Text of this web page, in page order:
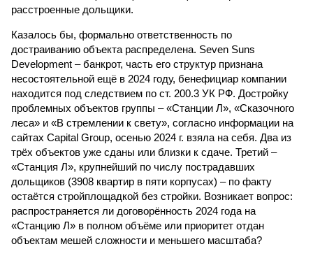
расстроенные дольщики.
Казалось бы, формально ответственность по
достраиванию объекта распределена. Seven Suns
Development – банкрот, часть его структур признана
несостоятельной ещё в 2024 году, бенефициар компании
находится под следствием по ст. 200.3 УК РФ. Достройку
проблемных объектов группы – «Станции Л», «Сказочного
леса» и «В стремлении к свету», согласно информации на
сайтах Capital Group, осенью 2024 г. взяла на себя. Два из
трёх объектов уже сданы или близки к сдаче. Третий –
«Станция Л», крупнейший по числу пострадавших
дольщиков (3908 квартир в пяти корпусах) – по факту
остаётся стройплощадкой без стройки. Возникает вопрос:
распространяется ли договорённость 2024 года на
«Станцию Л» в полном объёме или приоритет отдан
объектам мешей сложности и меньшего масштаба?